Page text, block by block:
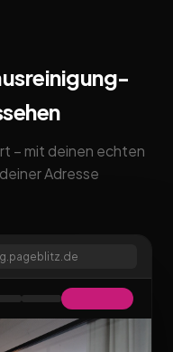
– mit deinen echten
Adresse